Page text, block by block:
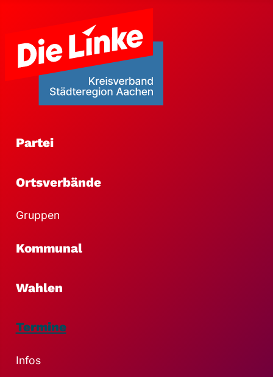
Partei
Ortsverbände
Gruppen
Kommunal
Wahlen
Termine
Infos